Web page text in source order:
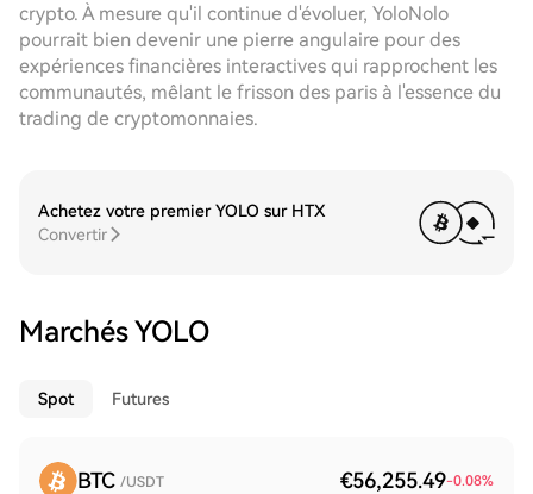
crypto. À mesure qu'il continue d'évoluer, YoloNolo
pourrait bien devenir une pierre angulaire pour des
expériences financières interactives qui rapprochent les
communautés, mêlant le frisson des paris à l'essence du
trading de cryptomonnaies.
Achetez votre premier YOLO sur HTX
Convertir
Marchés YOLO
Spot Futures
BTC /USDT €56,255.49-0.08%